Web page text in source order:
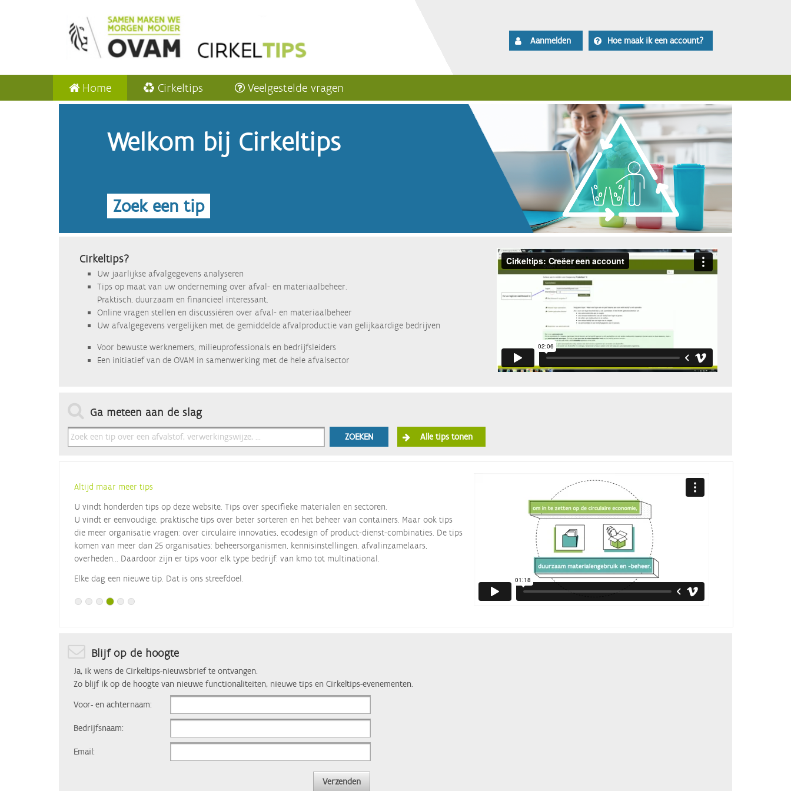
Aanmelden Hoe maak ik een account?
Home Cirkeltips Veelgestelde vragen
Welkom bij Cirkeltips
Zoek een tip
Cirkeltips?
Uw jaarlijkse afvalgegevens analyseren
Tips op maat van uw onderneming over afval- en materiaalbeheer.
Praktisch, duurzaam en financieel interessant.
Online vragen stellen en discussiëren over afval- en materiaalbeheer
Uw afvalgegevens vergelijken met de gemiddelde afvalproductie van gelijkaardige bedrijven
Voor bewuste werknemers, milieuprofessionals en bedrijfsleiders
Een initiatief van de OVAM in samenwerking met de hele afvalsector
Ga meteen aan de slag
ZOEKEN Alle tips tonen
Altijd maar meer tips
U vindt honderden tips op deze website. Tips over specifieke materialen en sectoren.
U vindt er eenvoudige, praktische tips over beter sorteren en het beheer van containers. Maar ook tips
die meer organisatie vragen: over circulaire innovaties, ecodesign of product-dienst-combinaties. De tips
komen van meer dan 25 organisaties: beheersorganismen, kennisinstellingen, afvalinzamelaars,
overheden... Daardoor zijn er tips voor elk type bedrijf: van kmo tot multinational.
Elke dag een nieuwe tip. Dat is ons streefdoel.
Blijf op de hoogte
Ja, ik wens de Cirkeltips-nieuwsbrief te ontvangen.
Zo blijf ik op de hoogte van nieuwe functionaliteiten, nieuwe tips en Cirkeltips-evenementen.
Voor- en achternaam:
Bedrijfsnaam:
Email:
Verzenden